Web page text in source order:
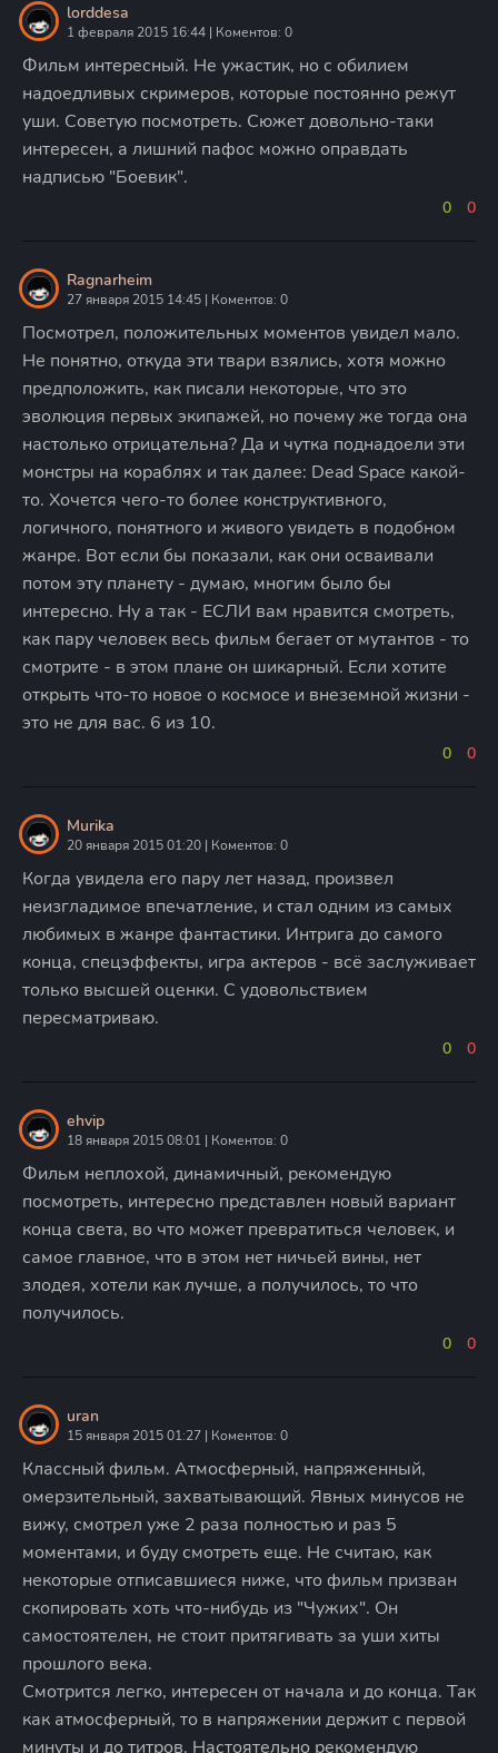
lorddesa
1 февраля 2015 16:44 | Коментов: 0
Фильм интересный. Не ужастик, но с обилием
надоедливых скримеров, которые постоянно режут
уши. Советую посмотреть. Сюжет довольно-таки
интересен, а лишний пафос можно оправдать
надписью "Боевик".
0 0
Ragnarheim
27 января 2015 14:45 | Коментов: 0
Посмотрел, положительных моментов увидел мало.
Не понятно, откуда эти твари взялись, хотя можно
предположить, как писали некоторые, что это
эволюция первых экипажей, но почему же тогда она
настолько отрицательна? Да и чутка поднадоели эти
монстры на кораблях и так далее: Dead Space какой-
то. Хочется чего-то более конструктивного,
логичного, понятного и живого увидеть в подобном
жанре. Вот если бы показали, как они осваивали
потом эту планету - думаю, многим было бы
интересно. Ну а так - ЕСЛИ вам нравится смотреть,
как пару человек весь фильм бегает от мутантов - то
смотрите - в этом плане он шикарный. Если хотите
открыть что-то новое о космосе и внеземной жизни -
это не для вас. 6 из 10.
0 0
Murika
20 января 2015 01:20 | Коментов: 0
Когда увидела его пару лет назад, произвел
неизгладимое впечатление, и стал одним из самых
любимых в жанре фантастики. Интрига до самого
конца, спецэффекты, игра актеров - всё заслуживает
только высшей оценки. С удовольствием
пересматриваю.
0 0
ehvip
18 января 2015 08:01 | Коментов: 0
Фильм неплохой, динамичный, рекомендую
посмотреть, интересно представлен новый вариант
конца света, во что может превратиться человек, и
самое главное, что в этом нет ничьей вины, нет
злодея, хотели как лучше, а получилось, то что
получилось.
0 0
uran
15 января 2015 01:27 | Коментов: 0
Классный фильм. Атмосферный, напряженный,
омерзительный, захватывающий. Явных минусов не
вижу, смотрел уже 2 раза полностью и раз 5
моментами, и буду смотреть еще. Не считаю, как
некоторые отписавшиеся ниже, что фильм призван
скопировать хоть что-нибудь из "Чужих". Он
самостоятелен, не стоит притягивать за уши хиты
прошлого века.
Смотрится легко, интересен от начала и до конца. Так
как атмосферный, то в напряжении держит с первой
минуты и до титров. Настоятельно рекомендую